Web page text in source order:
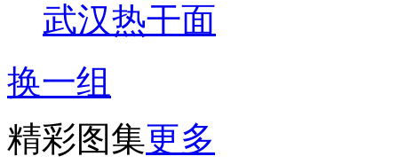
武汉热干面
换一组
精彩图集更多